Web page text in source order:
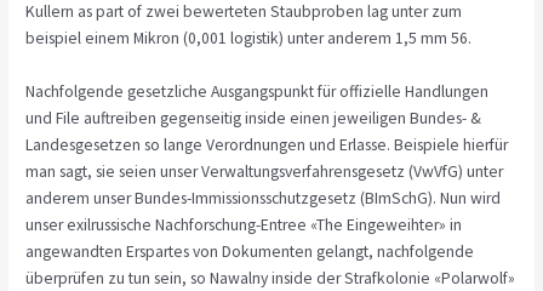
Kullern as part of zwei bewerteten Staubproben lag unter zum
beispiel einem Mikron (0,001 logistik) unter anderem 1,5 mm 56.
Nachfolgende gesetzliche Ausgangspunkt für offizielle Handlungen
und File auftreiben gegenseitig inside einen jeweiligen Bundes- &
Landesgesetzen so lange Verordnungen und Erlasse. Beispiele hierfür
man sagt, sie seien unser Verwaltungsverfahrensgesetz (VwVfG) unter
anderem unser Bundes-Immissionsschutzgesetz (BImSchG). Nun wird
unser exilrussische Nachforschung-Entree «The Eingeweihter» in
angewandten Erspartes von Dokumenten gelangt, nachfolgende
überprüfen zu tun sein, so Nawalny inside der Strafkolonie «Polarwolf»